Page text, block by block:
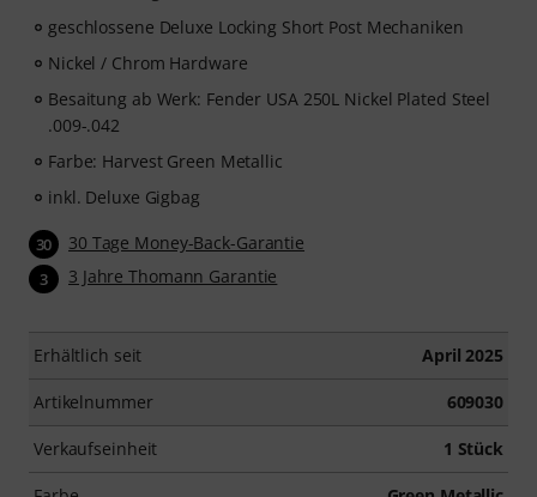
geschlossene Deluxe Locking Short Post Mechaniken
Nickel / Chrom Hardware
Besaitung ab Werk: Fender USA 250L Nickel Plated Steel
.009-.042
Farbe: Harvest Green Metallic
inkl. Deluxe Gigbag
30 30 Tage Money-Back-Garantie
3 3 Jahre Thomann Garantie
Erhältlich seit April 2025
Artikelnummer 609030
Verkaufseinheit 1 Stück